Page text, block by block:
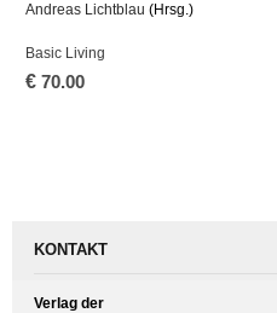
An­dre­as Licht­blau (Hrsg.)
Basic Li­ving
€ 70.00
KONTAKT
Verlag der